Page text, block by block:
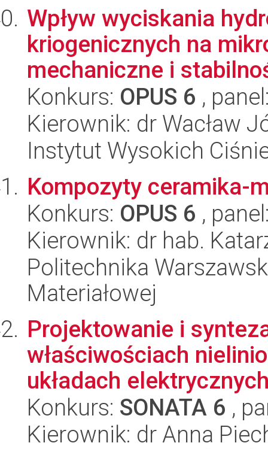
Wpływ wyciskania
kriogenicznych na
mechaniczne i
Konkurs: OPUS 6 ,
Kierownik: dr Wacław
Instytut Wysokich
Kompozyty ceramika-
Konkurs: OPUS 6 ,
Kierownik: dr hab.
Politechnika
Materiałowej
Projektowanie i
właściwościach
układach
Konkurs: SONATA 6 ,
Kierownik: dr Anna